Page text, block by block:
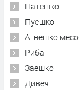
Патешко
Пуешко
Агнешко месо
Риба
Заешко
Дивеч